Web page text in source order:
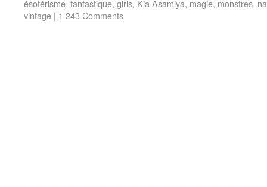
ésotérisme, fantastique, girls, Kia Asamiya, magie, monstres,
vintage | 1 243 Comments